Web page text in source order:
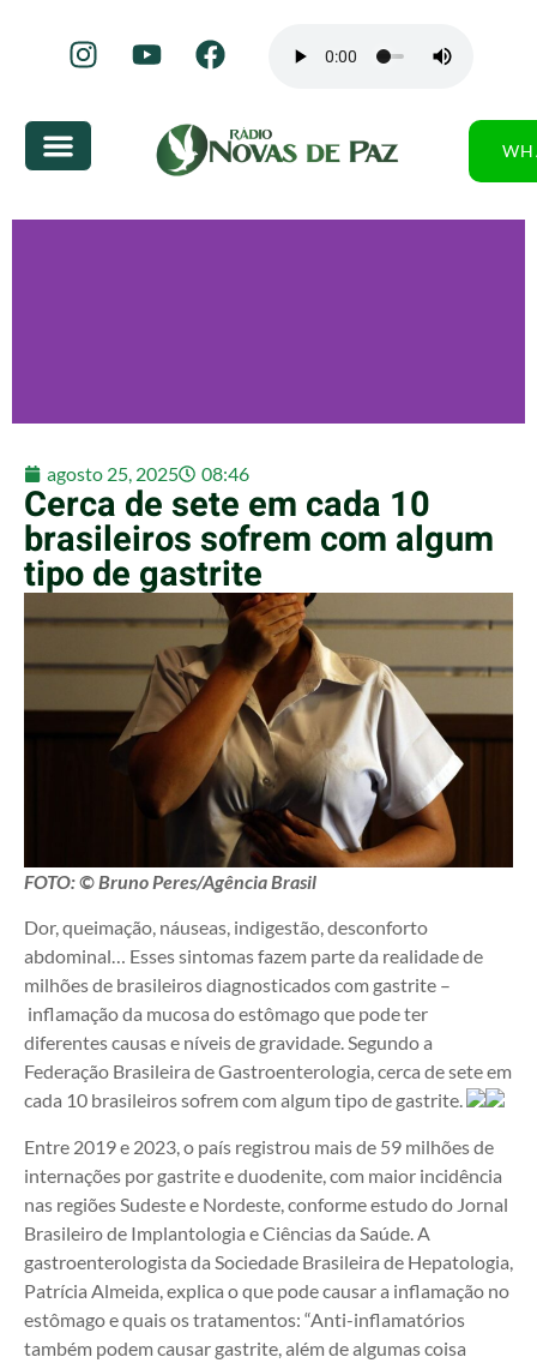
agosto 25, 2025 08:46
Cerca de sete em cada 10
brasileiros sofrem com algum
tipo de gastrite
FOTO: © Bruno Peres/Agência Brasil
Dor, queimação, náuseas, indigestão, desconforto
abdominal… Esses sintomas fazem parte da realidade de
milhões de brasileiros diagnosticados com gastrite –
inflamação da mucosa do estômago que pode ter
diferentes causas e níveis de gravidade. Segundo a
Federação Brasileira de Gastroenterologia, cerca de sete em
cada 10 brasileiros sofrem com algum tipo de gastrite.
Entre 2019 e 2023, o país registrou mais de 59 milhões de
internações por gastrite e duodenite, com maior incidência
nas regiões Sudeste e Nordeste, conforme estudo do Jornal
Brasileiro de Implantologia e Ciências da Saúde. A
gastroenterologista da Sociedade Brasileira de Hepatologia,
Patrícia Almeida, explica o que pode causar a inflamação no
estômago e quais os tratamentos: “Anti-inflamatórios
também podem causar gastrite, além de algumas coisa